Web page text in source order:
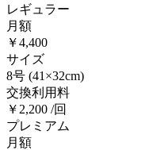
レギュラー
月額
￥4,400
サイズ
8号 (41×32cm)
交換利用料
￥2,200 /回
プレミアム
月額